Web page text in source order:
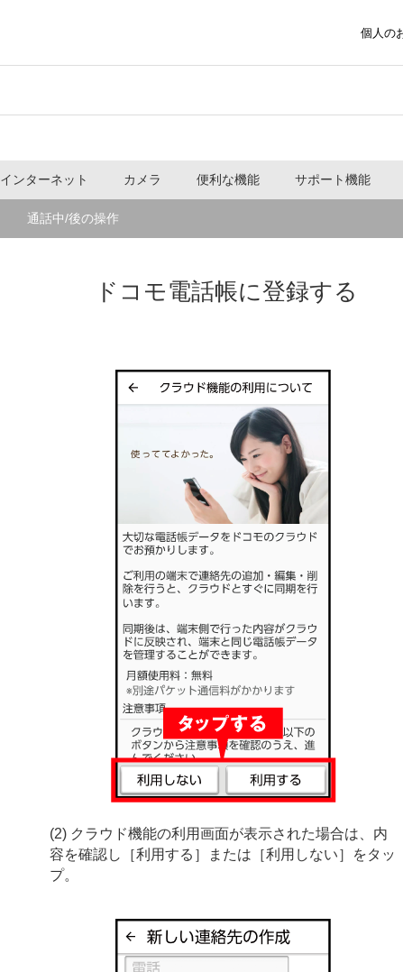
個人の
インターネット カメラ 便利な機能 サポート機能
通話中/後の操作
ドコモ電話帳に登録する
(2) クラウド機能の利用画面が表示された場合は、内
容を確認し［利用する］または［利用しない］をタッ
プ。